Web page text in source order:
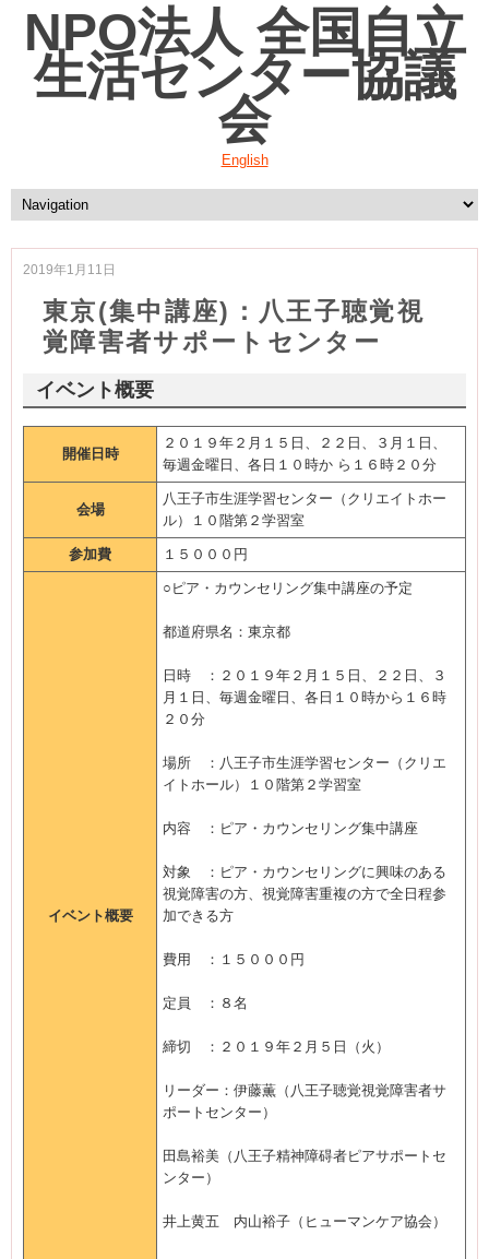
NPO法人 全国自立
生活センター協議
会
English
2019年1月11日
東京(集中講座)：八王子聴覚視
覚障害者サポートセンター
イベント概要
開催日時
２０１９年２月１５日、２２日、３月１日、
毎週金曜日、各日１０時か ら１６時２０分
会場
八王子市生涯学習センター（クリエイトホー
ル）１０階第２学習室
参加費 １５０００円
イベント概要
○ピア・カウンセリング集中講座の予定
都道府県名：東京都
日時 ：２０１９年２月１５日、２２日、３
月１日、毎週金曜日、各日１０時から１６時
２０分
場所 ：八王子市生涯学習センター（クリエ
イトホール）１０階第２学習室
内容 ：ピア・カウンセリング集中講座
対象 ：ピア・カウンセリングに興味のある
視覚障害の方、視覚障害重複の方で全日程参
加できる方
費用 ：１５０００円
定員 ：８名
締切 ：２０１９年２月５日（火）
リーダー：伊藤薫（八王子聴覚視覚障害者サ
ポートセンター）
田島裕美（八王子精神障碍者ピアサポートセ
ンター）
井上黄五 内山裕子（ヒューマンケア協会）